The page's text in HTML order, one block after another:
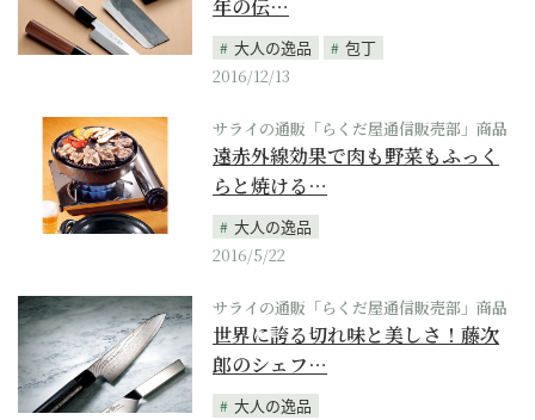
年の伝…
大人の逸品
包丁
2016/12/13
サライの通販「らくだ屋通信販売部」商品
遠赤外線効果で肉も野菜もふっく
らと焼ける…
大人の逸品
2016/5/22
サライの通販「らくだ屋通信販売部」商品
世界に誇る切れ味と美しさ！藤次
郎のシェフ…
大人の逸品